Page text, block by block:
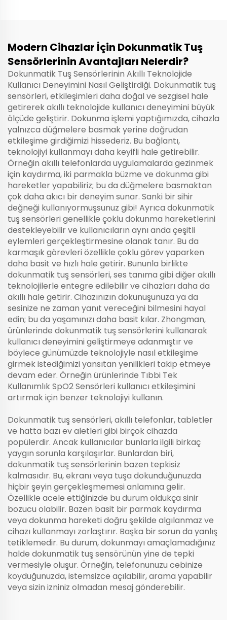
Modern Cihazlar İçin Dokunmatik Tuş
Sensörlerinin Avantajları Nelerdir?
Dokunmatik Tuş Sensörlerinin Akıllı Teknolojide
Kullanıcı Deneyimini Nasıl Geliştirdiği. Dokunmatik tuş
sensörleri, etkileşimleri daha doğal ve sezgisel hale
getirerek akıllı teknolojide kullanıcı deneyimini büyük
ölçüde geliştirir. Dokunma işlemi yaptığımızda, cihazla
yalnızca düğmelere basmak yerine doğrudan
etkileşime girdiğimizi hissederiz. Bu bağlantı,
teknolojiyi kullanmayı daha keyifli hale getirebilir.
Örneğin akıllı telefonlarda uygulamalarda gezinmek
için kaydırma, iki parmakla büzme ve dokunma gibi
hareketler yapabiliriz; bu da düğmelere basmaktan
çok daha akıcı bir deneyim sunar. Sanki bir sihir
değneği kullanıyormuşsunuz gibi! Ayrıca dokunmatik
tuş sensörleri genellikle çoklu dokunma hareketlerini
destekleyebilir ve kullanıcıların aynı anda çeşitli
eylemleri gerçekleştirmesine olanak tanır. Bu da
karmaşık görevleri özellikle çoklu görev yaparken
daha basit ve hızlı hale getirir. Bununla birlikte
dokunmatik tuş sensörleri, ses tanıma gibi diğer akıllı
teknolojilerle entegre edilebilir ve cihazları daha da
akıllı hale getirir. Cihazınızın dokunuşunuza ya da
sesinize ne zaman yanıt vereceğini bilmesini hayal
edin; bu da yaşamınızı daha basit kılar. Zhongman,
ürünlerinde dokunmatik tuş sensörlerini kullanarak
kullanıcı deneyimini geliştirmeye adanmıştır ve
böylece günümüzde teknolojiyle nasıl etkileşime
girmek istediğimizi yansıtan yenilikleri takip etmeye
devam eder. Örneğin ürünlerinde Tıbbi Tek
Kullanımlık SpO2 Sensörleri kullanıcı etkileşimini
artırmak için benzer teknolojiyi kullanın.
Dokunmatik tuş sensörleri, akıllı telefonlar, tabletler
ve hatta bazı ev aletleri gibi birçok cihazda
popülerdir. Ancak kullanıcılar bunlarla ilgili birkaç
yaygın sorunla karşılaşırlar. Bunlardan biri,
dokunmatik tuş sensörlerinin bazen tepkisiz
kalmasıdır. Bu, ekranı veya tuşa dokunduğunuzda
hiçbir şeyin gerçekleşmemesi anlamına gelir.
Özellikle acele ettiğinizde bu durum oldukça sinir
bozucu olabilir. Bazen basit bir parmak kaydırma
veya dokunma hareketi doğru şekilde algılanmaz ve
cihazı kullanmayı zorlaştırır. Başka bir sorun da yanlış
tetiklemedir. Bu durum, dokunmayı amaçlamadığınız
halde dokunmatik tuş sensörünün yine de tepki
vermesiyle oluşur. Örneğin, telefonunuzu cebinize
koyduğunuzda, istemsizce açılabilir, arama yapabilir
veya sizin izniniz olmadan mesaj gönderebilir.